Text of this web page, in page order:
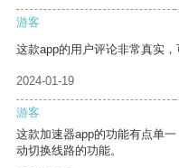
游客
这款app的用户评论非常真实，
2024-01-19
游客
这款加速器app的功能有点单
动切换线路的功能。